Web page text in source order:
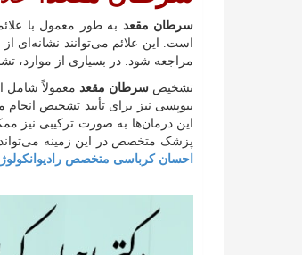
سرطان مقعد به طور معمول با
است. این علائم می‌توانند نشانه‌ای
مراجعه شود. در بسیاری از موارد،
تشخیص سرطان مقعد معمولاً شامل
بیوپسی نیز برای تأیید تشخیص
این درمان‌ها به صورت ترکیبی نیز
پزشک متخصص در این زمینه می‌تواند
احسان کرباسی متخصص